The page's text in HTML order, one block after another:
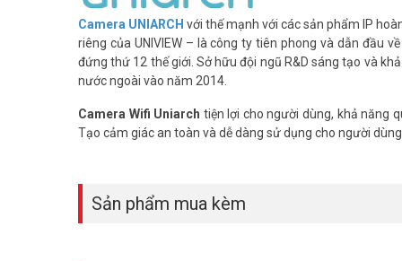
Camera UNIARCH với thế mạnh với các sản phẩm IP
riêng của UNIVIEW – là công ty tiên phong và dẫn đầu
đứng thứ 12 thế giới. Sở hữu đội ngũ R&D sáng tạo và
nước ngoài vào năm 2014.
Camera Wifi Uniarch tiện lợi cho người dùng, khả năng
Tạo cảm giác an toàn và dễ dàng sử dụng cho người
Sản phẩm mua kèm